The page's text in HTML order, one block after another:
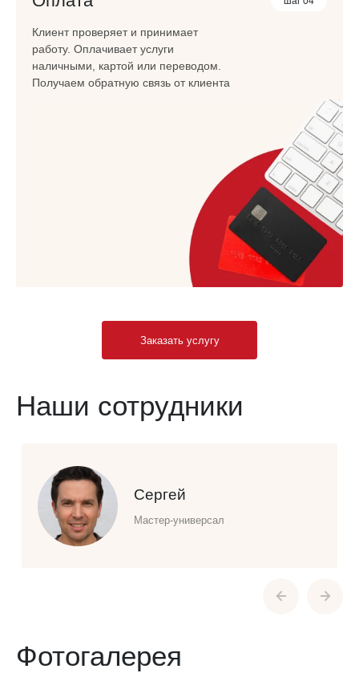
Клиент проверяет и принимает
работу. Оплачивает услуги
наличными, картой или переводом.
Получаем обратную связь от клиента
Заказать услугу
Наши сотрудники
Сергей
Мастер-универсал
Фотогалерея